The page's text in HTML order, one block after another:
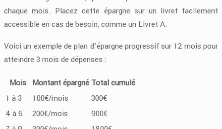
chaque mois. Placez cette épargne sur un livret facilement
accessible en cas de besoin, comme un Livret A.
Voici un exemple de plan d’épargne progressif sur 12 mois pour
atteindre 3 mois de dépenses :
Mois Montant épargné Total cumulé
1 à 3
100€/mois
300€
4 à 6
200€/mois
900€